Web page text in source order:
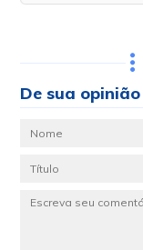
De sua opinião